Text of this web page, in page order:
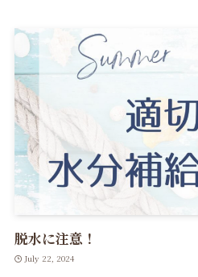
脱水に注意！
July 22, 2024